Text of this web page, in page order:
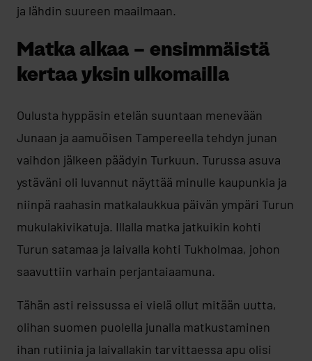
ja lähdin suureen maailmaan.
Matka alkaa – ensimmäistä
kertaa yksin ulkomailla
Oulusta hyppäsin etelän suuntaan menevään
Junaan ja aamuöisen Tampereella tehdyn junan
vaihdon jälkeen päädyin Turkuun. Turussa asuva
ystäväni oli luvannut näyttää minulle kaupunkia ja
niinpä raahasin matkalaukkua päivän ympäri Turun
mukulakivikatuja. Illalla matka jatkuikin kohti
Turun satamaa ja laivalla kohti Tukholmaa, johon
saavuttiin varhain perjantaiaamuna.
Tähän asti reissussa ei vielä ollut mitään uutta,
olihan suomen puolella junalla matkustaminen
ihan rutiinia ja laivallakin tarvittaessa apu olisi